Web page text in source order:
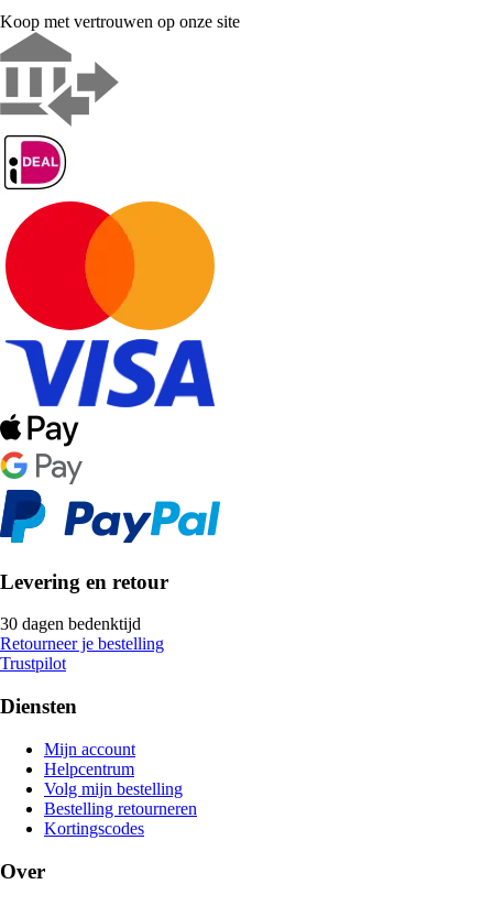
Koop met vertrouwen op onze site
Levering en retour
30 dagen bedenktijd
Retourneer je bestelling
Trustpilot
Diensten
Mijn account
Helpcentrum
Volg mijn bestelling
Bestelling retourneren
Kortingscodes
Over